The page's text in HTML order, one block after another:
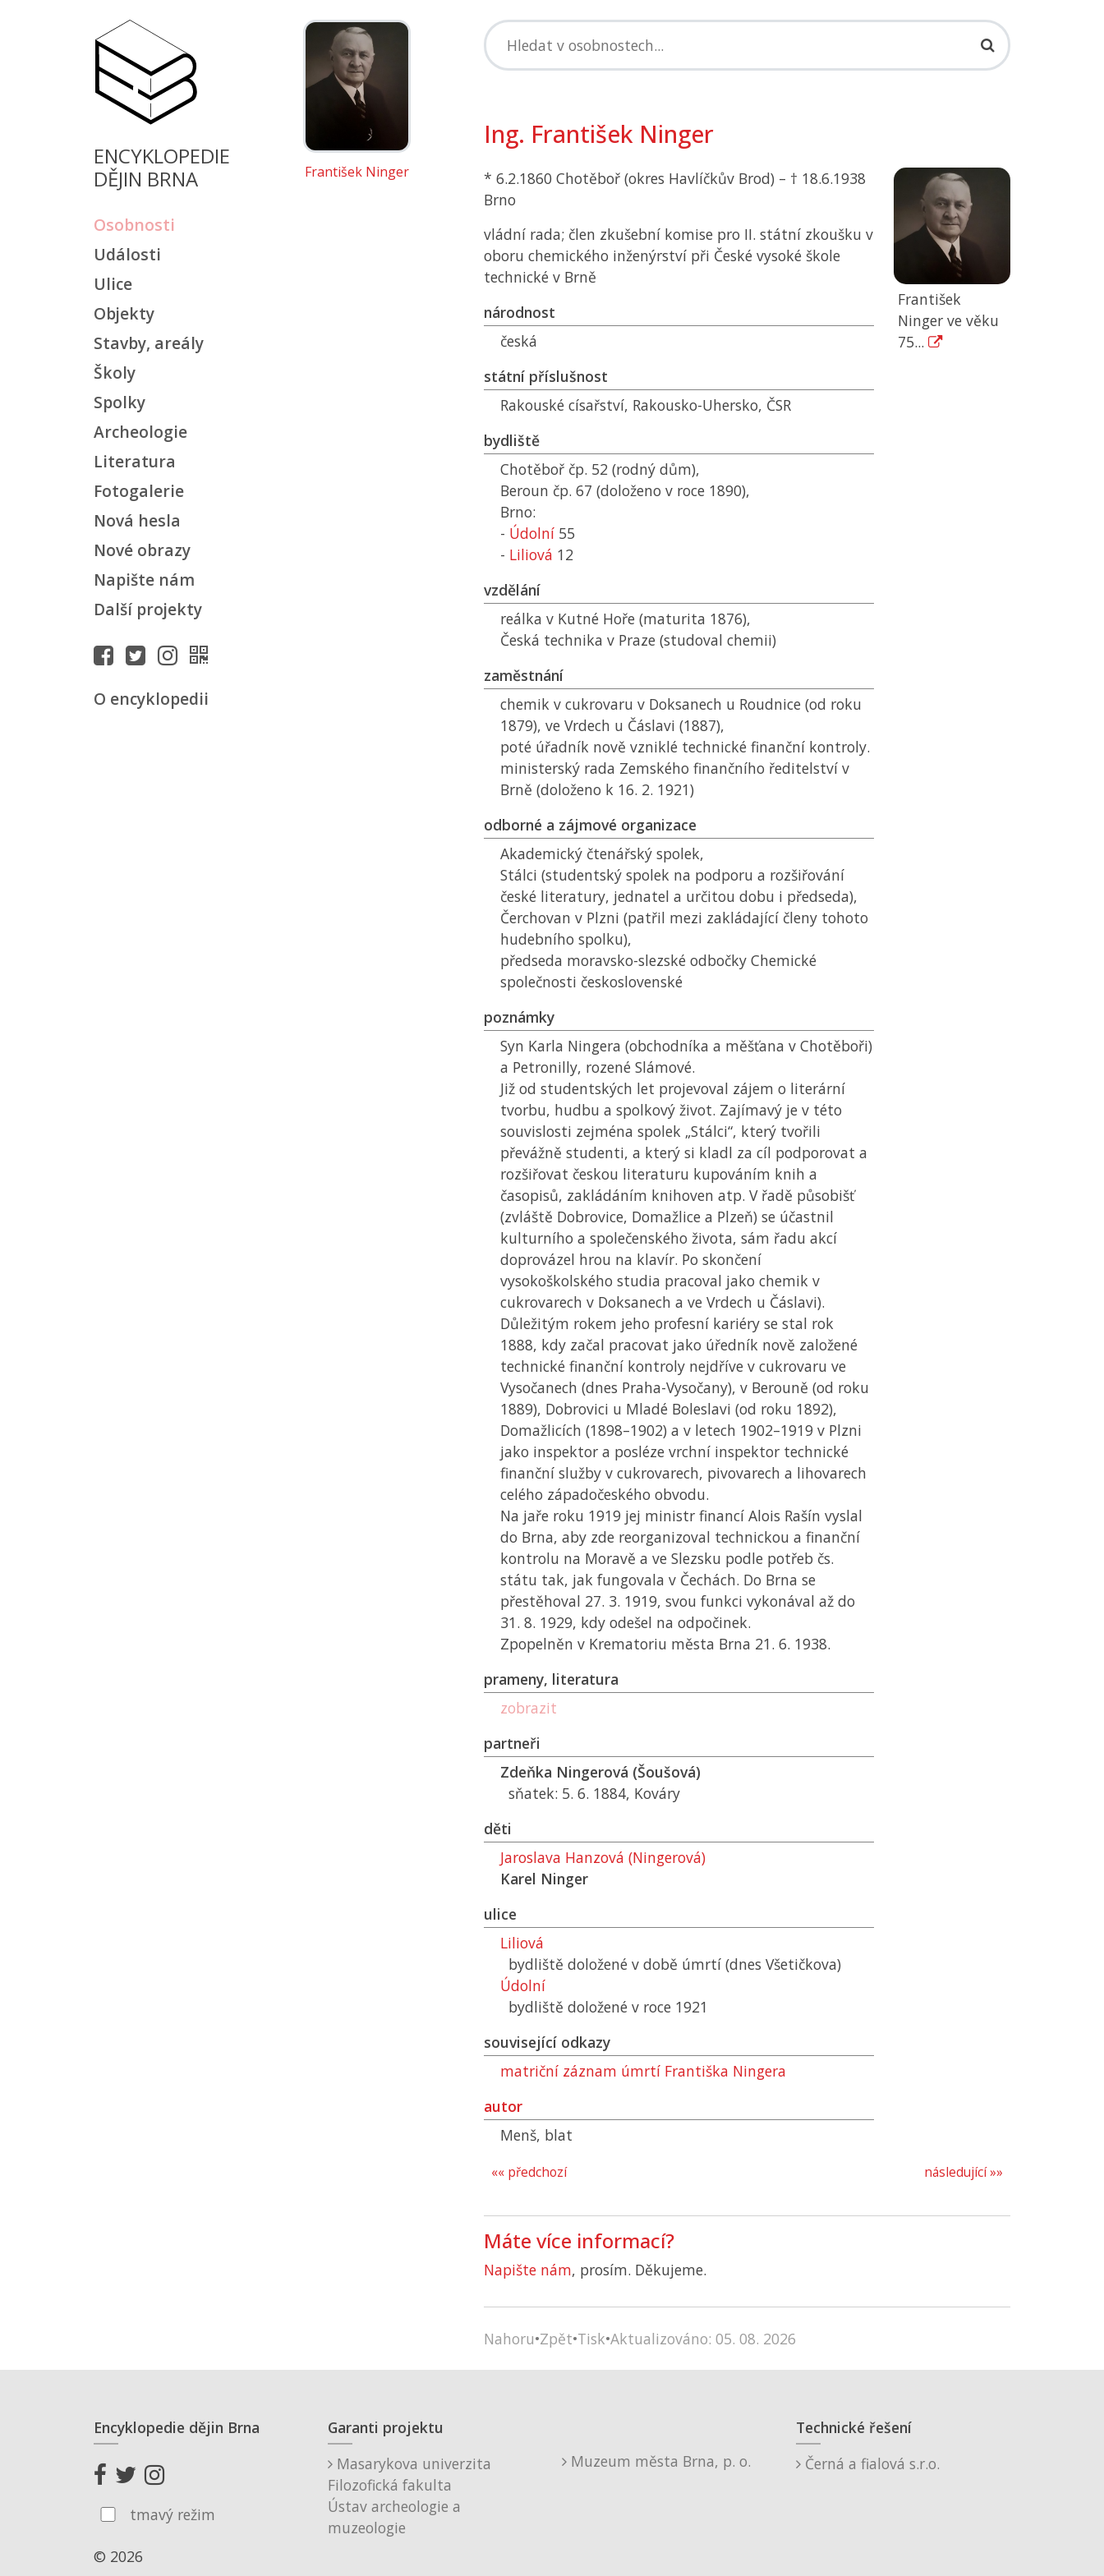
ENCYKLOPEDIE
DĚJIN BRNA
Osobnosti
Události
Ulice
Objekty
Stavby, areály
Školy
Spolky
Archeologie
Literatura
Fotogalerie
Nová hesla
Nové obrazy
Napište nám
Další projekty
O encyklopedii
František Ninger
Ing. František Ninger
* 6.2.1860 Chotěboř (okres Havlíčkův Brod) – † 18.6.1938
Brno
vládní rada; člen zkušební komise pro II. státní zkoušku v
oboru chemického inženýrství při České vysoké škole
technické v Brně
národnost
česká
státní příslušnost
Rakouské císařství, Rakousko-Uhersko, ČSR
bydliště
Chotěboř čp. 52 (rodný dům),
Beroun čp. 67 (doloženo v roce 1890),
Brno:
- Údolní 55
- Liliová 12
vzdělání
reálka v Kutné Hoře (maturita 1876),
Česká technika v Praze (studoval chemii)
zaměstnání
chemik v cukrovaru v Doksanech u Roudnice (od roku
1879), ve Vrdech u Čáslavi (1887),
poté úřadník nově vzniklé technické finanční kontroly.
ministerský rada Zemského finančního ředitelství v
Brně (doloženo k 16. 2. 1921)
odborné a zájmové organizace
Akademický čtenářský spolek,
Stálci (studentský spolek na podporu a rozšiřování
české literatury, jednatel a určitou dobu i předseda),
Čerchovan v Plzni (patřil mezi zakládající členy tohoto
hudebního spolku),
předseda moravsko-slezské odbočky Chemické
společnosti československé
poznámky
Syn Karla Ningera (obchodníka a měšťana v Chotěboři)
a Petronilly, rozené Slámové.
Již od studentských let projevoval zájem o literární
tvorbu, hudbu a spolkový život. Zajímavý je v této
souvislosti zejména spolek „Stálci“, který tvořili
převážně studenti, a který si kladl za cíl podporovat a
rozšiřovat českou literaturu kupováním knih a
časopisů, zakládáním knihoven atp. V řadě působišť
(zvláště Dobrovice, Domažlice a Plzeň) se účastnil
kulturního a společenského života, sám řadu akcí
doprovázel hrou na klavír. Po skončení
vysokoškolského studia pracoval jako chemik v
cukrovarech v Doksanech a ve Vrdech u Čáslavi).
Důležitým rokem jeho profesní kariéry se stal rok
1888, kdy začal pracovat jako úředník nově založené
technické finanční kontroly nejdříve v cukrovaru ve
Vysočanech (dnes Praha-Vysočany), v Berouně (od roku
1889), Dobrovici u Mladé Boleslavi (od roku 1892),
Domažlicích (1898–1902) a v letech 1902–1919 v Plzni
jako inspektor a posléze vrchní inspektor technické
finanční služby v cukrovarech, pivovarech a lihovarech
celého západočeského obvodu.
Na jaře roku 1919 jej ministr financí Alois Rašín vyslal
do Brna, aby zde reorganizoval technickou a finanční
kontrolu na Moravě a ve Slezsku podle potřeb čs.
státu tak, jak fungovala v Čechách. Do Brna se
přestěhoval 27. 3. 1919, svou funkci vykonával až do
31. 8. 1929, kdy odešel na odpočinek.
Zpopelněn v Krematoriu města Brna 21. 6. 1938.
prameny, literatura
zobrazit
partneři
Zdeňka Ningerová (Šoušová)
sňatek: 5. 6. 1884, Kováry
děti
Jaroslava Hanzová (Ningerová)
Karel Ninger
ulice
Liliová
bydliště doložené v době úmrtí (dnes Všetičkova)
Údolní
bydliště doložené v roce 1921
související odkazy
matriční záznam úmrtí Františka Ningera
autor
Menš, blat
František
Ninger ve věku
75...
následující »»
«« předchozí
Máte více informací?
Napište nám, prosím. Děkujeme.
Nahoru•Zpět•Tisk•Aktualizováno: 05. 08. 2026
Encyklopedie dějin Brna
tmavý režim
© 2026
Garanti projektu
Masarykova univerzita
Filozofická fakulta
Ústav archeologie a
muzeologie
Muzeum města Brna, p. o.
Technické řešení
Černá a fialová s.r.o.